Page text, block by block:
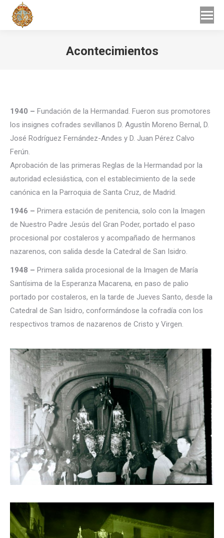
Acontecimientos
1940 – Fundación de la Hermandad. Fueron sus promotores
los insignes cofrades sevillanos D. Agustín Moreno Bernal, D.
José Rodríguez Fernández-Andes y D. Juan Pérez Calvo
Ferún.
Aprobación de las primeras Reglas de la Hermandad por la
autoridad eclesiástica, con el establecimiento de la sede
canónica en la Parroquia de Santa Cruz, de Madrid.
1946 – Primera estación de penitencia, solo con la Imagen
de Nuestro Padre Jesús del Gran Poder, portado el paso
procesional por costaleros y acompañado de hermanos
nazarenos, con salida desde la Catedral de San Isidro.
1948 – Primera salida procesional de la Imagen de María
Santísima de la Esperanza Macarena, en paso de palio
portado por costaleros, en la tarde de Jueves Santo, desde la
Catedral de San Isidro, conformándose la cofradía con los
respectivos tramos de nazarenos de Cristo y Virgen.